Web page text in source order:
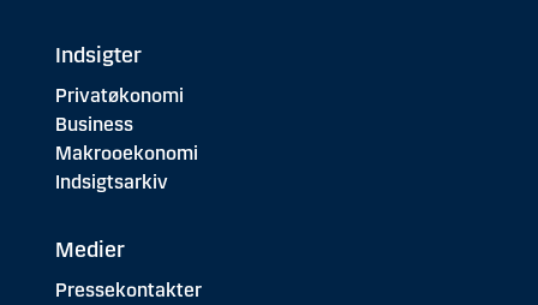
Indsigter
Privatøkonomi
Business
Makrooekonomi
Indsigtsarkiv
Medier
Pressekontakter